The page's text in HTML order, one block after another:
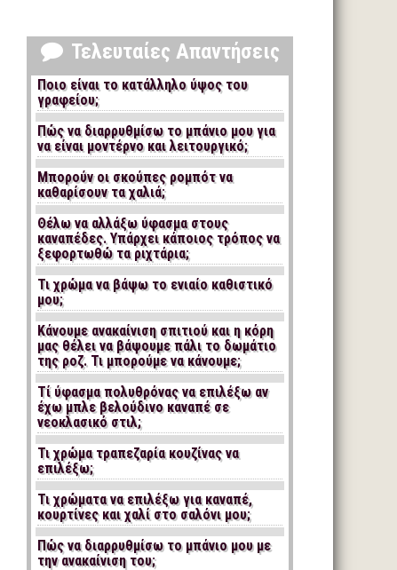
Τελευταίες Απαντήσεις
Ποιο είναι το κατάλληλο ύψος του
γραφείου;
Πώς να διαρρυθμίσω το μπάνιο μου για
να είναι μοντέρνο και λειτουργικό;
Μπορούν οι σκούπες ρομπότ να
καθαρίσουν τα χαλιά;
Θέλω να αλλάξω ύφασμα στους
καναπέδες. Υπάρχει κάποιος τρόπος να
ξεφορτωθώ τα ριχτάρια;
Τι χρώμα να βάψω το ενιαίο καθιστικό
μου;
Κάνουμε ανακαίνιση σπιτιού και η κόρη
μας θέλει να βάψουμε πάλι το δωμάτιο
της ροζ. Τι μπορούμε να κάνουμε;
Τί ύφασμα πολυθρόνας να επιλέξω αν
έχω μπλε βελούδινο καναπέ σε
νεοκλασικό στιλ;
Τι χρώμα τραπεζαρία κουζίνας να
επιλέξω;
Τι χρώματα να επιλέξω για καναπέ,
κουρτίνες και χαλί στο σαλόνι μου;
Πώς να διαρρυθμίσω το μπάνιο μου με
την ανακαίνιση του;